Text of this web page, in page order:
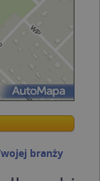
branży